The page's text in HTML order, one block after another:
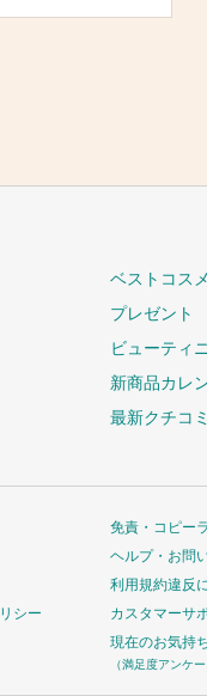
ベストコスメ
プレゼント
ビューティ
新商品カレ
最新クチコミ
シー
免責・コピー
ヘルプ・お問
利用規約違反
カスタマーサ
現在のお気持
（満足度アンケ